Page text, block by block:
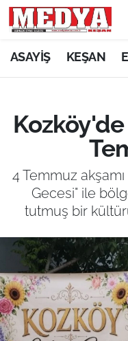
ASAYİŞ KEŞAN
4 Temmuz
Gecesi" ile
tutmuş bir
KEŞAN
ASAYİŞ
GÜNDEM
SAĞLIK
EĞİTİM
TARIM VE